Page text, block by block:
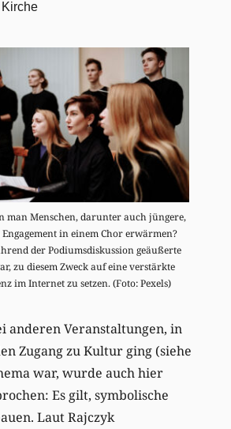
man Menschen, darunter auch jüngere,
in einem Chor erwärmen?
der Podiumsdiskussion geäußerte
zu diesem Zweck auf eine verstärkte
im Internet zu setzen. (Foto: Pexels)
anderen Veranstaltungen, in
Zugang zu Kultur ging (siehe
war, wurde auch hier
Es gilt, symbolische
Laut Rajczyk